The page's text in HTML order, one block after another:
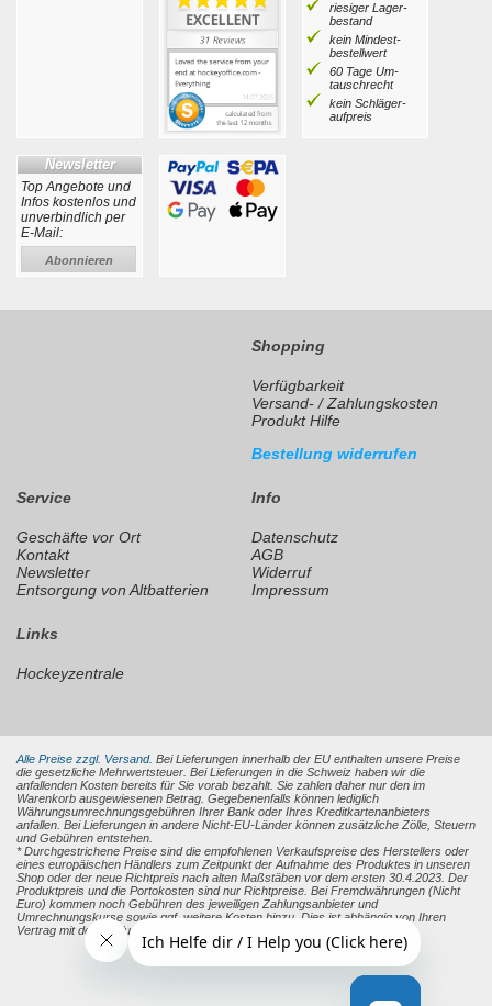
riesiger Lager­
bestand
kein Mindest­
bestell­wert
60 Tage Um­
tausch­recht
kein Schläger­
aufpreis
Newsletter
Top Angebote und
Infos kostenlos und
unverbindlich per
E-Mail:
Abonnieren
Shopping
Verfügbarkeit
Versand- / Zahlungskosten
Produkt Hilfe
Bestellung widerrufen
Service
Geschäfte vor Ort
Kontakt
Newsletter
Entsorgung von Altbatterien
Info
Datenschutz
AGB
Widerruf
Impressum
Links
Hockeyzentrale
Alle Preise zzgl. Versand. Bei Lieferungen innerhalb der EU enthalten unsere Preise
die gesetzliche Mehrwertsteuer. Bei Lieferungen in die Schweiz haben wir die
anfallenden Kosten bereits für Sie vorab bezahlt. Sie zahlen daher nur den im
Warenkorb ausgewiesenen Betrag. Gegebenenfalls können lediglich
Währungsumrechnungsgebühren Ihrer Bank oder Ihres Kreditkartenanbieters
anfallen. Bei Lieferungen in andere Nicht-EU-Länder können zusätzliche Zölle, Steuern
und Gebühren entstehen.
* Durchgestrichene Preise sind die empfohlenen Verkaufspreise des Herstellers oder
eines europäischen Händlers zum Zeitpunkt der Aufnahme des Produktes in unseren
Shop oder der neue Richtpreis nach alten Maßstäben vor dem ersten 30.4.2023. Der
Produktpreis und die Portokosten sind nur Richtpreise. Bei Fremdwährungen (Nicht
Euro) kommen noch Gebühren des jeweiligen Zahlungsanbieter und
Umrechnungskurse sowie ggf. weitere Kosten hinzu. Dies ist abhängig von Ihren
Vertrag mit den Zahlungsanbieter.